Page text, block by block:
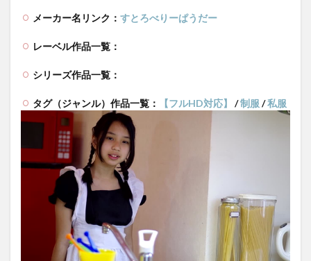
メーカー名リンク： すとろべりーぱうだー
レーベル作品一覧：
シリーズ作品一覧：
タグ（ジャンル）作品一覧： 【フルHD対応】 /制服 /私服